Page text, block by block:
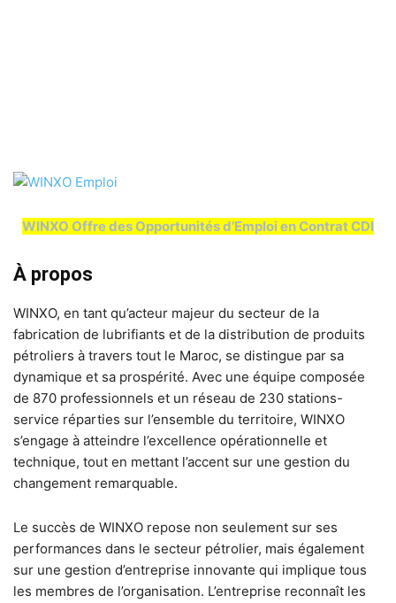
WINXO Offre des Opportunités d’Emploi en Contrat CDI
À propos
WINXO, en tant qu’acteur majeur du secteur de la
fabrication de lubrifiants et de la distribution de produits
pétroliers à travers tout le Maroc, se distingue par sa
dynamique et sa prospérité. Avec une équipe composée
de 870 professionnels et un réseau de 230 stations-
service réparties sur l’ensemble du territoire, WINXO
s’engage à atteindre l’excellence opérationnelle et
technique, tout en mettant l’accent sur une gestion du
changement remarquable.
Le succès de WINXO repose non seulement sur ses
performances dans le secteur pétrolier, mais également
sur une gestion d’entreprise innovante qui implique tous
les membres de l’organisation. L’entreprise reconnaît les